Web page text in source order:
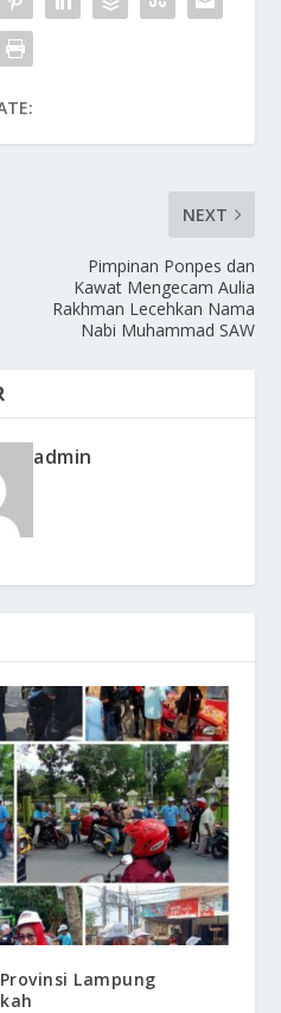
NEXT
Pimpinan Ponpes dan
Kawat Mengecam Aulia
Rakhman Lecehkan Nama
Nabi Muhammad SAW
admin
Lampung